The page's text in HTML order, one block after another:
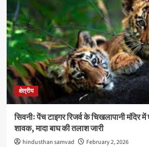
क्षेत्रीय
सिवनीः पेंच टाइगर रिजर्व के चिखलापानी मंदिर
शावक, मादा बाघ की तलाश जारी
hindusthan samvad February 2, 2026